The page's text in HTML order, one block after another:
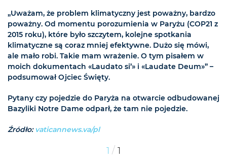
„Uważam, że problem klimatyczny jest poważny, bardzo
poważny. Od momentu porozumienia w Paryżu (COP21 z
2015 roku), które było szczytem, kolejne spotkania
klimatyczne są coraz mniej efektywne. Dużo się mówi,
ale mało robi. Takie mam wrażenie. O tym pisałem w
moich dokumentach «Laudato si’» i «Laudate Deum»” –
podsumował Ojciec Święty.
Pytany czy pojedzie do Paryża na otwarcie odbudowanej
Bazyliki Notre Dame odparł, że tam nie pojedzie.
Źródło: vaticannews.va/pl
1 / 1